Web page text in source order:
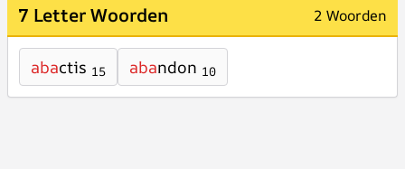
7 Letter Woorden 2 Woorden
abactis 15 abandon 10